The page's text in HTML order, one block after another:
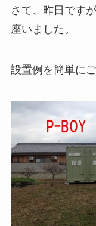
さて、昨日です
座いました。
設置例を簡単に